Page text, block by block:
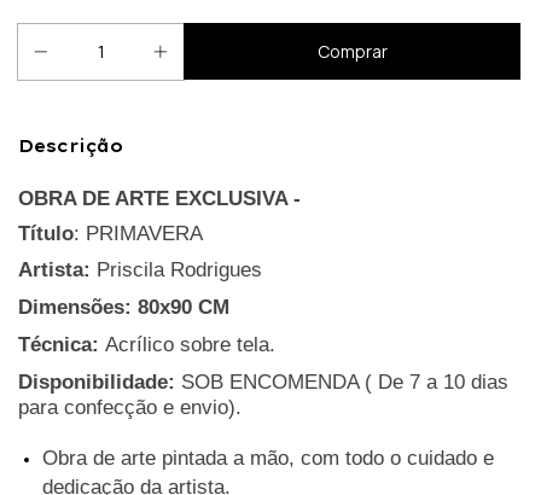
Descrição
OBRA DE ARTE EXCLUSIVA -
Título: PRIMAVERA
Artista: Priscila Rodrigues
Dimensões: 80x90 CM
Técnica: Acrílico sobre tela.
Disponibilidade: SOB ENCOMENDA ( De 7 a 10 dias
para confecção e envio).
Obra de arte pintada a mão, com todo o cuidado e
dedicação da artista.